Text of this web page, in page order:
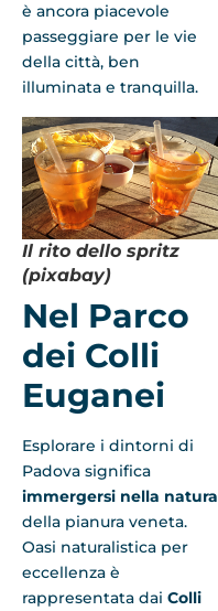
è ancora piacevole
passeggiare per le vie
della città, ben
illuminata e tranquilla.
Il rito dello spritz
(pixabay)
Nel Parco
dei Colli
Euganei
Esplorare i dintorni di
Padova significa
immergersi nella natura
della pianura veneta.
Oasi naturalistica per
eccellenza è
rappresentata dai Colli